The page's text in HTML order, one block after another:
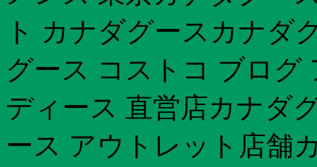
ト カナダグースカナダ
グース コストコ ブログ
ディース 直営店カナダ
ース アウトレット店舗